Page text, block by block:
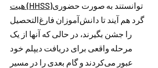
هیت (HHSS)توانستند به صورت حضوری
گرد هم آیند تا دانش‌آموزان فارغ‌التحصیل
را جشن بگیرند، در حالی که آنها از یک
مرحله واقعی برای دریافت دیپلم خود
عبور می‌کردند و گام بعدی را در مسیر